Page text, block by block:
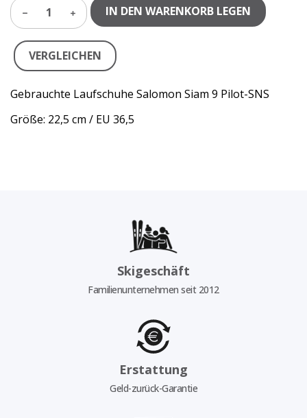
1 IN DEN WARENKORB LEGEN
VERGLEICHEN
Gebrauchte Laufschuhe Salomon Siam 9 Pilot-SNS
Größe: 22,5 cm / EU 36,5
Skigeschäft
Familienunternehmen seit 2012
Erstattung
Geld-zurück-Garantie